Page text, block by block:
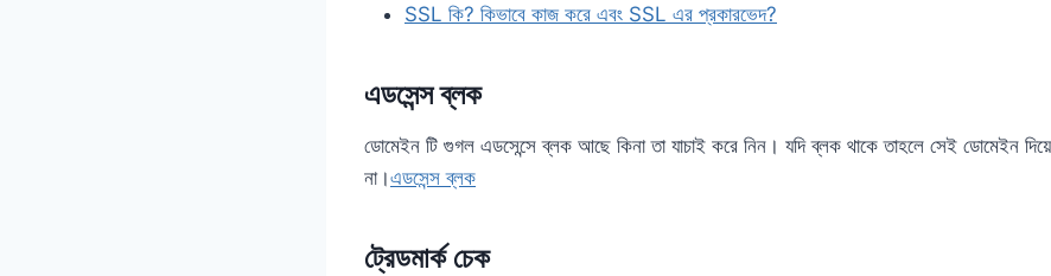
SSL কি? কিভাবে কাজ করে এবং SSL এর প্রকারভেদ?
এডসেন্স ব্লক
ডোমেইন টি গুগল এডসেন্সে ব্লক আছে কিনা তা যাচাই করে নিন। যদি ব্লক থাকে তাহলে সেই ডোমেইন
না।এডসেন্স ব্লক
ট্রেডমার্ক চেক